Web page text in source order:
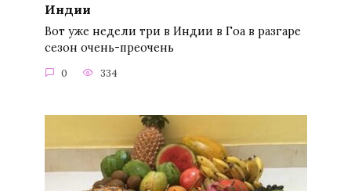
Индии
Вот уже недели три в Индии в Гоа в разгаре
сезон очень-преочень
0 334